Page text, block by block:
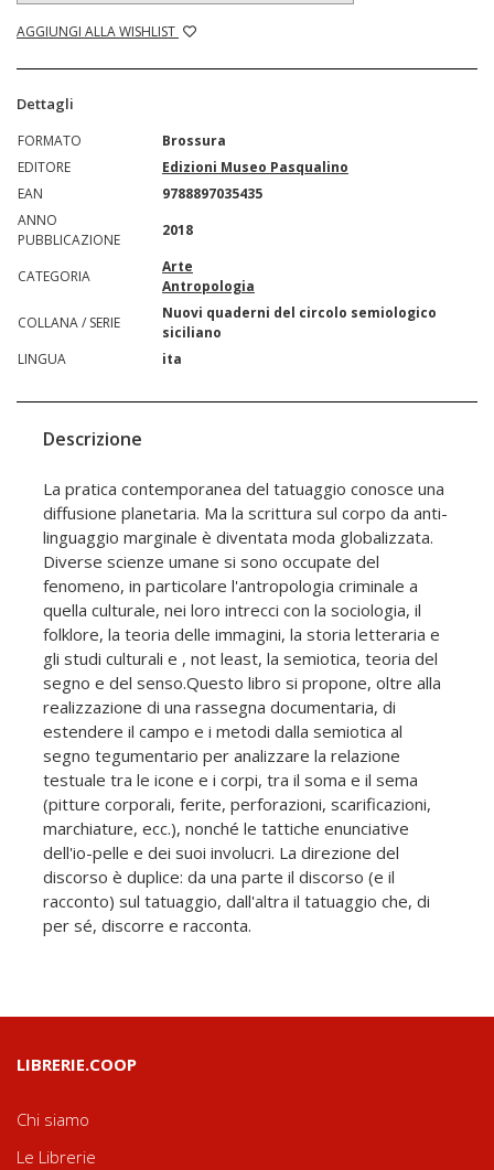
AGGIUNGI ALLA WISHLIST
Dettagli
FORMATO
Brossura
EDITORE
Edizioni Museo Pasqualino
EAN
9788897035435
ANNO
PUBBLICAZIONE
2018
CATEGORIA
Arte
Antropologia
COLLANA / SERIE
Nuovi quaderni del circolo semiologico
siciliano
LINGUA
ita
Descrizione
La pratica contemporanea del tatuaggio conosce una
diffusione planetaria. Ma la scrittura sul corpo da anti-
linguaggio marginale è diventata moda globalizzata.
Diverse scienze umane si sono occupate del
fenomeno, in particolare l'antropologia criminale a
quella culturale, nei loro intrecci con la sociologia, il
folklore, la teoria delle immagini, la storia letteraria e
gli studi culturali e , not least, la semiotica, teoria del
segno e del senso.Questo libro si propone, oltre alla
realizzazione di una rassegna documentaria, di
estendere il campo e i metodi dalla semiotica al
segno tegumentario per analizzare la relazione
testuale tra le icone e i corpi, tra il soma e il sema
(pitture corporali, ferite, perforazioni, scarificazioni,
marchiature, ecc.), nonché le tattiche enunciative
dell'io-pelle e dei suoi involucri. La direzione del
discorso è duplice: da una parte il discorso (e il
racconto) sul tatuaggio, dall'altra il tatuaggio che, di
per sé, discorre e racconta.
LIBRERIE.COOP
Chi siamo
Le Librerie